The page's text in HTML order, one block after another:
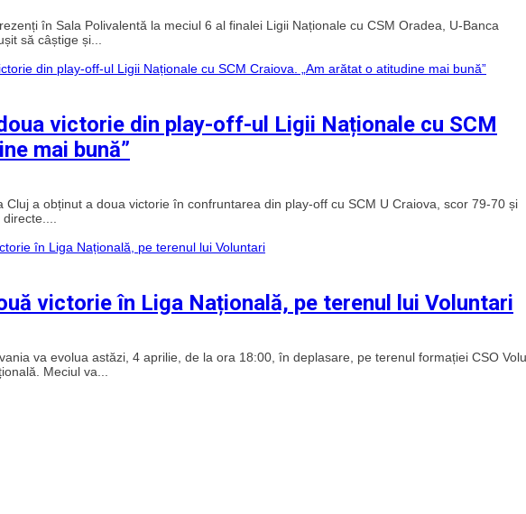
în Sala Polivalentă la meciul 6 al finalei Ligii Naționale cu CSM Oradea, U-Banca
să câștige și...
victorie din play-off-ul Ligii Naționale cu SCM
mai bună”
Cluj a obținut a doua victorie în confruntarea din play-off cu SCM U Craiova, scor 79-70 și
victorie în Liga Națională, pe terenul lui Voluntari
va evolua astăzi, 4 aprilie, de la ora 18:00, în deplasare, pe terenul formației CSO
Meciul va...